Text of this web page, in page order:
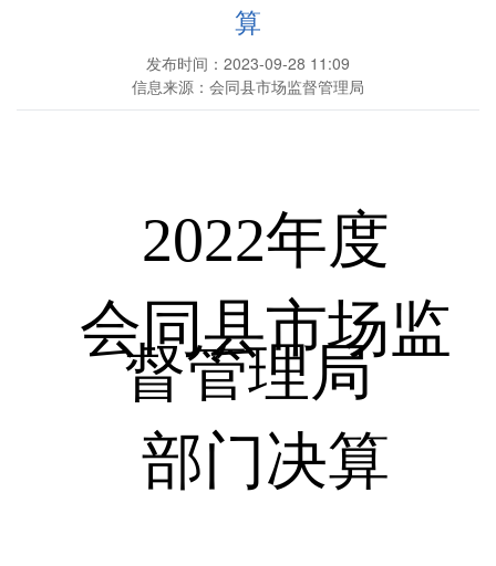
算
发布时间：2023-09-28 11:09
信息来源：会同县市场监督管理局
2022年度
会同县市场监
督管理局
部门决算